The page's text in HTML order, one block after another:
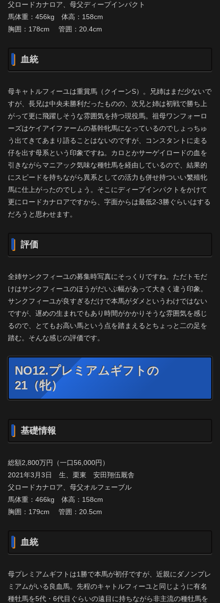
父ロードカナロア、母父ディープインパクト
馬体重：456kg 体高：158cm
胸囲：178cm 管囲：20.4cm
血統
母キャトルフィーユは重賞馬（クイーンS）。兄姉はまだ少ないで
すが、長兄は中央未勝利だったものの、次兄と姉は初戦で勝ち上
がって更に飛躍しそうな雰囲気を持つ現役馬。祖母ワンフォーロ
ーズはケイアイファームの基幹牝馬になっているのでしょっちゅ
う出てきてあまり語ることはないのですが、コンスタントに走る
仔を出す母系という印象ですね。カロとかサーゲイロードの血を
引きながらマニアック気味な種牡馬を経由しているので、結果的
にスピードを持ちながら異系としての活力も併せ持ついい繁殖牝
馬に仕上がったのでしょう。そこにディープインパクトをかけて
更にロードカナロアですから、字面からは最低2-3勝ぐらいはする
だろうと思わせます。
評価
全姉サンクフィーユの募集時写真にそっくりですね。ただトモだ
けはサンクフィーユのほうがだいぶ幅があって大きく違う印象。
サンクフィーユが良すぎるだけで本馬がダメというわけではない
ですが、遅めの生まれでもあり時間がかかりそうな雰囲気を感じ
るので、とてもお高い馬という点を踏まえるとちょっと二の足を
踏む。そんな感じの評価です。
NO12.プレミアムギフトの
21（牝）
基礎情報
総額2,800万円（一口56,000円）
2021年3月3日 生、栗東 安田翔伍厩舎
父ロードカナロア、母父オルフェーブル
馬体重：466kg 体高：158cm
胸囲：179cm 管囲：20.5cm
血統
母プレミアムギフトは1勝で本馬が初仔ですが、近親にダノンプレ
ミアムがいる良血馬。先程のキャトルフィーユと同じように有名
種牡馬を5代・6代目ぐらいの遠目に持ちながら非主流の種牡馬を